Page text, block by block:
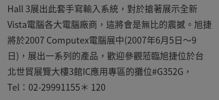
Hall 3展出此套手寫輸入系統，對於搶著展示全新
Vista電腦各大電腦廠商，這將會是無比的震撼。旭捷
將於2007 Computex電腦展中(2007年6月5日～9
日)，展出一系列的產品，歡迎參觀蒞臨旭捷位於台
北世貿展覽大樓3館IC應用專區的攤位#G352G，
Tel：02-29991155＊ 120